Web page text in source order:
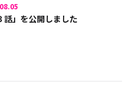
話」を公開しました